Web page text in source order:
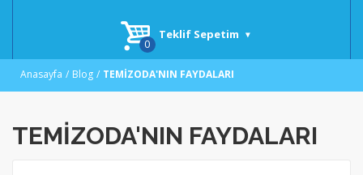
Teklif Sepetim
Anasayfa Blog TEMİZODA'NIN FAYDALARI
TEMİZODA'NIN FAYDALARI